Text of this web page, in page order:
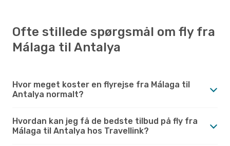
Ofte stillede spørgsmål om fly fra
Málaga til Antalya
Hvor meget koster en flyrejse fra Málaga til
Antalya normalt?
Hvordan kan jeg få de bedste tilbud på fly fra
Málaga til Antalya hos Travellink?